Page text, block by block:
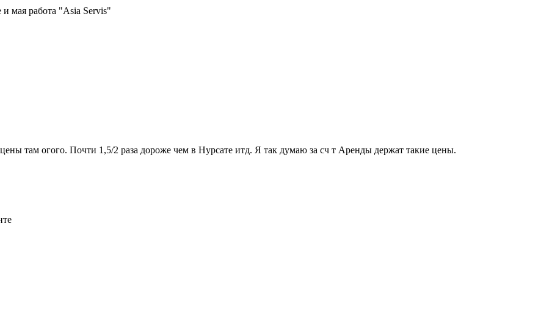
мая работа "Asia Servis"
там огого. Почти 1,5/2 раза дороже чем в Нурсате итд. Я так думаю за сч т Аренды держат такие цены.